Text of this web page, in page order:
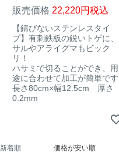
販売価格 22,220 税込
【錆びないステンレスタイ
プ】有刺鉄板の鋭いトゲに、
サルやアライグマもビック
リ！
ハサミで切ることができ、用
途に合わせて加工が簡単です
長さ80cm×幅12.5cm 厚さ
0.2mm
新着順 価格が安い順